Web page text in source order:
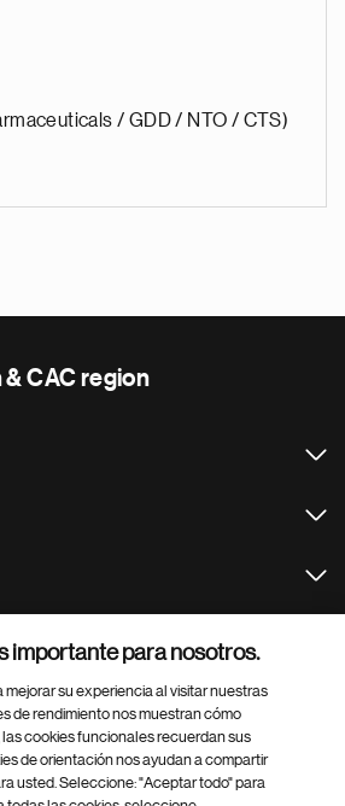
/ GDD / NTO / CTS)
CAC region
importante para nosotros.
mejorar su experiencia al visitar nuestras
de rendimiento nos muestran cómo
cookies funcionales recuerdan sus
de orientación nos ayudan a compartir
usted. Seleccione: "Aceptar todo" para